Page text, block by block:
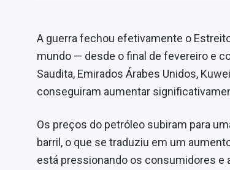
A guerra fechou efetivamente o
mundo — desde o final de fevereiro e
Saudita, Emirados Árabes Unidos,
conseguiram aumentar
Os preços do petróleo subiram para
barril, o que se traduziu em um
está pressionando os consumidores e